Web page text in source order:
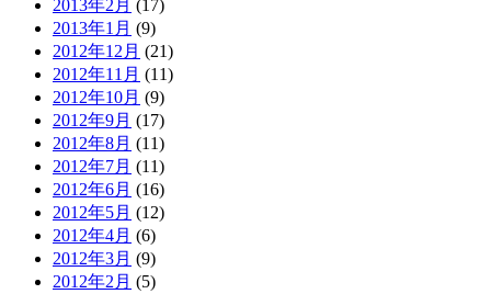
2013年2月 (17)
2013年1月 (9)
2012年12月 (21)
2012年11月 (11)
2012年10月 (9)
2012年9月 (17)
2012年8月 (11)
2012年7月 (11)
2012年6月 (16)
2012年5月 (12)
2012年4月 (6)
2012年3月 (9)
2012年2月 (5)